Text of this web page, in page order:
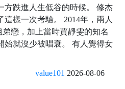
方跌進人生低谷的時候。 修杰
樣一次考驗。 2014年，兩人
戀，加上當時賈靜雯的知名
始就沒少被唱衰。 有人覺得女
value101 2026-08-06